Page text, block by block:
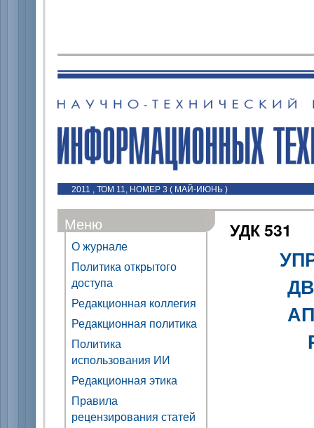
2011 , ТОМ 11, НОМЕР 3 ( МАЙ-ИЮНЬ )
Меню
О журнале
Политика открытого
доступа
Редакционная коллегия
Редакционная политика
Политика
использования ИИ
Редакционная этика
Правила
рецензирования статей
УДК 531